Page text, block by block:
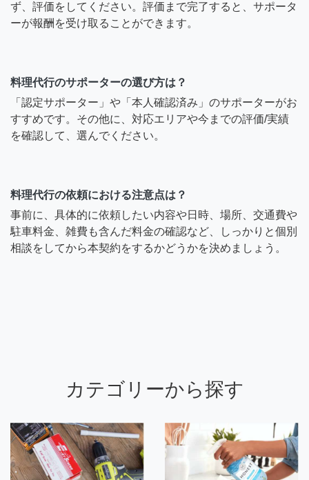
ず、評価をしてください。評価まで完了すると、サポータ
ーが報酬を受け取ることができます。
料理代行のサポーターの選び方は？
「認定サポーター」や「本人確認済み」のサポーターがお
すすめです。その他に、対応エリアや今までの評価/実績
を確認して、選んでください。
料理代行の依頼における注意点は？
事前に、具体的に依頼したい内容や日時、場所、交通費や
駐車料金、雑費も含んだ料金の確認など、しっかりと個別
相談をしてから本契約をするかどうかを決めましょう。
カテゴリーから探す